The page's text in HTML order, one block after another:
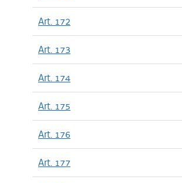
Art. 172
Art. 173
Art. 174
Art. 175
Art. 176
Art. 177